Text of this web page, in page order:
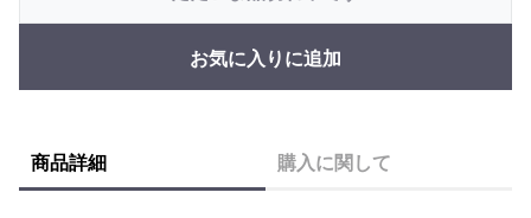
お気に入りに追加
商品詳細 購入に関して